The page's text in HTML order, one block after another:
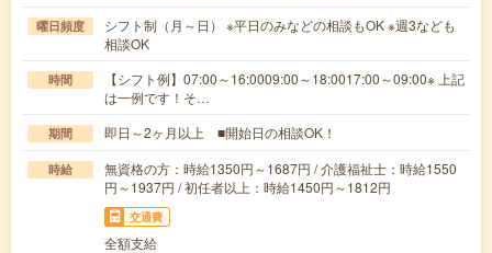
曜日頻度
シフト制（月～日） ※平日のみなどの相談もOK ※週3なども
相談OK
時間
【シフト例】07:00～16:0009:00～18:0017:00～09:00※ 上記
は一例です！そ…
期間 即日～2ヶ月以上 ■開始日の相談OK！
時給
無資格の方：時給1350円～1687円 / 介護福祉士：時給1550
円～1937円 / 初任者以上：時給1450円～1812円
交通費
全額支給